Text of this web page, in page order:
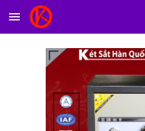
Skip to main content